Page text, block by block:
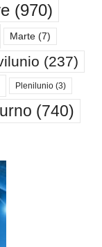
(970)
Marte (7)
(237)
Plenilunio (3)
(740)